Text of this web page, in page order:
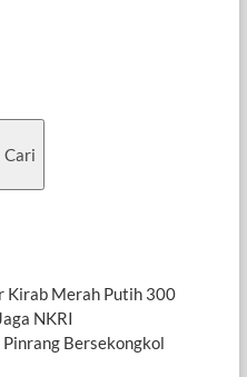
Cari
Kirab Merah Putih 300
NKRI
Bersekongkol